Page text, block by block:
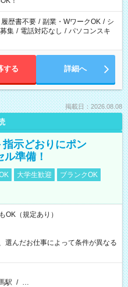
履歴書不要 / 副業・WワークOK / シ
集 / 電話対応なし / パソコンスキ
する 詳細へ
掲載日：2026.08.08
示どおりにポン
準備！
大学生歓迎
ブランクOK
（規定あり）
選んだお仕事によって条件が異なる
駅 / …